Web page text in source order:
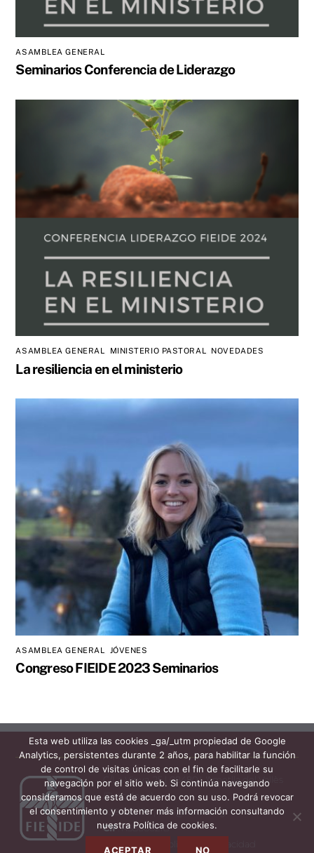
ASAMBLEA GENERAL
Seminarios Conferencia de Liderazgo
ASAMBLEA GENERAL MINISTERIO PASTORAL NOVEDADES
La resiliencia en el ministerio
ASAMBLEA GENERAL JÓVENES
Congreso FIEIDE 2023 Seminarios
C/La Vinya, 25 | 08480 L'Ametlla del Vallès
(Barcelona)
938.430.130 |info@fieide.org
CIF: R5800021G
Esta web utiliza las cookies _ga/_utm propiedad de Google
Analytics, persistentes durante 2 años, para habilitar la función
de control de visitas únicas con el fin de facilitarle su
navegación por el sitio web. Si continúa navegando
consideramos que está de acuerdo con su uso. Podrá revocar
el consentimiento y obtener más información consultando
nuestra Política de cookies.
ACEPTAR NO